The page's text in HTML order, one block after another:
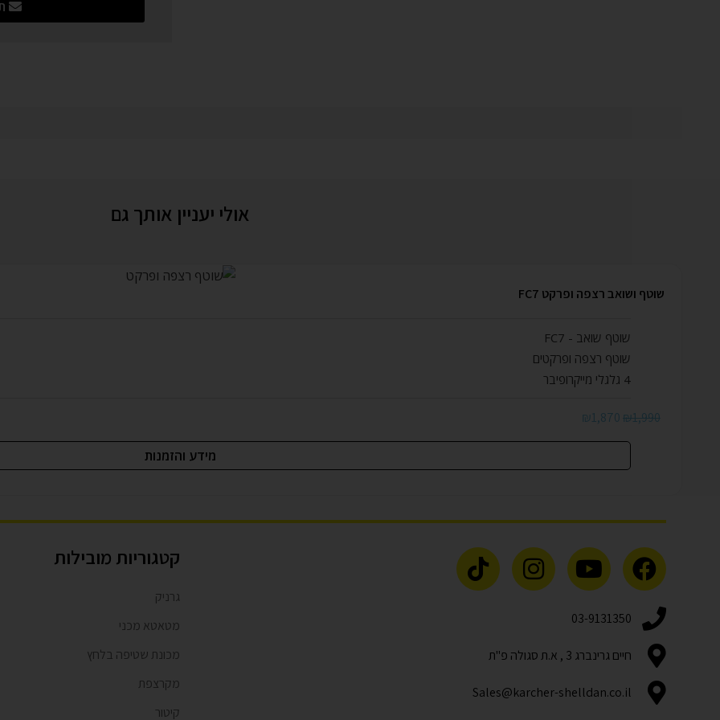
אולי יעניין אותך גם
שוטף ושואב רצפה ופרקט FC7
שוטף שואב - FC7
שוטף רצפה ופרקטים
4 גלגלי מייקרופיבר
₪1,990
₪1,870
מידע והזמנות
03-9131350
חיים גרינברג 3 , א.ת סגולה פ"ת
Sales@karcher-shelldan.co.il
קטגוריות מובילות
גרניק
מטאטא מכני
מכונת שטיפה בלחץ
מקרצפת
קיטור